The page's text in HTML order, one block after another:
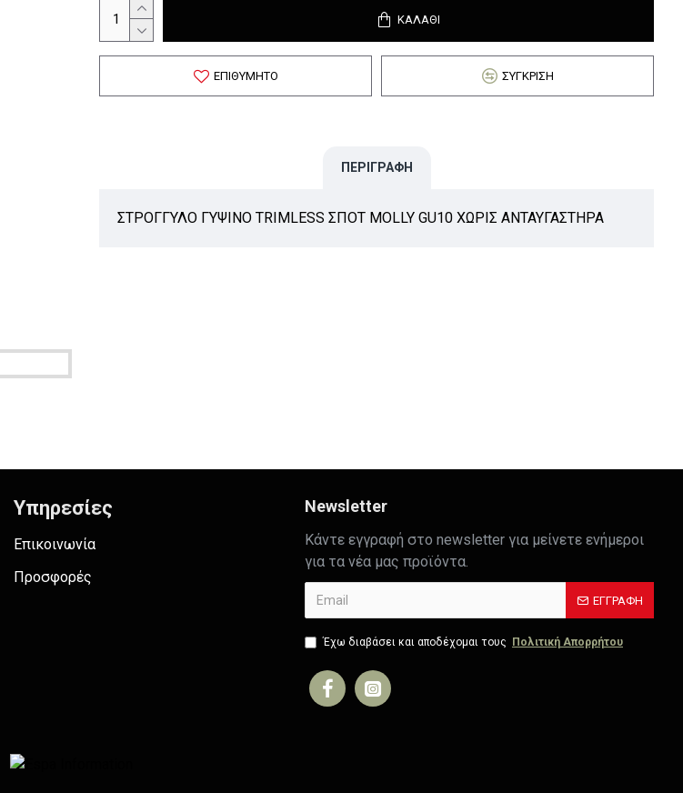
ΚΑΛΆΘΙ
ΕΠΙΘΥΜΗΤΌ ΣΎΓΚΡΙΣΗ
ΠΕΡΙΓΡΑΦΉ
ΣΤΡΟΓΓΥΛΟ ΓΥΨΙΝΟ TRIMLESS ΣΠΟΤ MOLLY GU10 ΧΩΡΙΣ ΑΝΤΑΥΓΑΣΤΗΡΑ
Υπηρεσίες
Επικοινωνία
Προσφορές
Newsletter
Κάντε εγγραφή στο newsletter για μείνετε ενήμεροι
για τα νέα μας προϊόντα.
ΕΓΓΡΑΦΉ
Έχω διαβάσει και αποδέχομαι τους Πολιτική Απορρήτου